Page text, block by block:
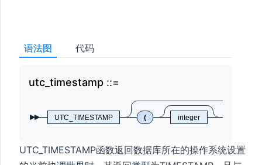
语法图 代码
utc_timestamp
UTC_TIMESTAMP ( integer
UTC_TIMESTAMP函数返回数据库所在的操作系统设置